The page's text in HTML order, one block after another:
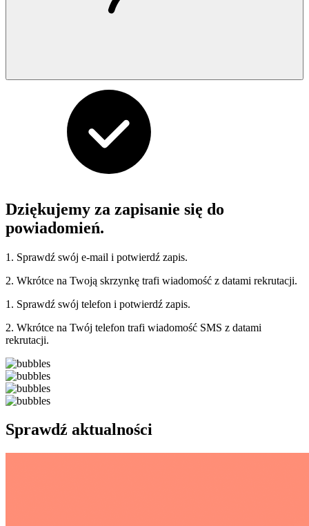
Dziękujemy za zapisanie się do
powiadomień.
1. Sprawdź swój e-mail i potwierdź zapis.
2. Wkrótce na Twoją skrzynkę trafi wiadomość z datami rekrutacji.
1. Sprawdź swój telefon i potwierdź zapis.
2. Wkrótce na Twój telefon trafi wiadomość SMS z datami
rekrutacji.
Sprawdź aktualności